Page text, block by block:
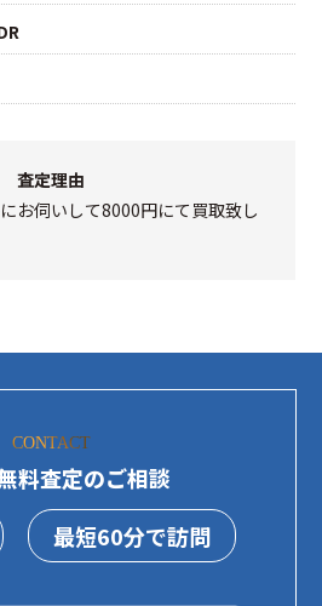
査定理由
お伺いして8000円にて買取致し
CONTACT
料査定のご相談
最短60分で訪問